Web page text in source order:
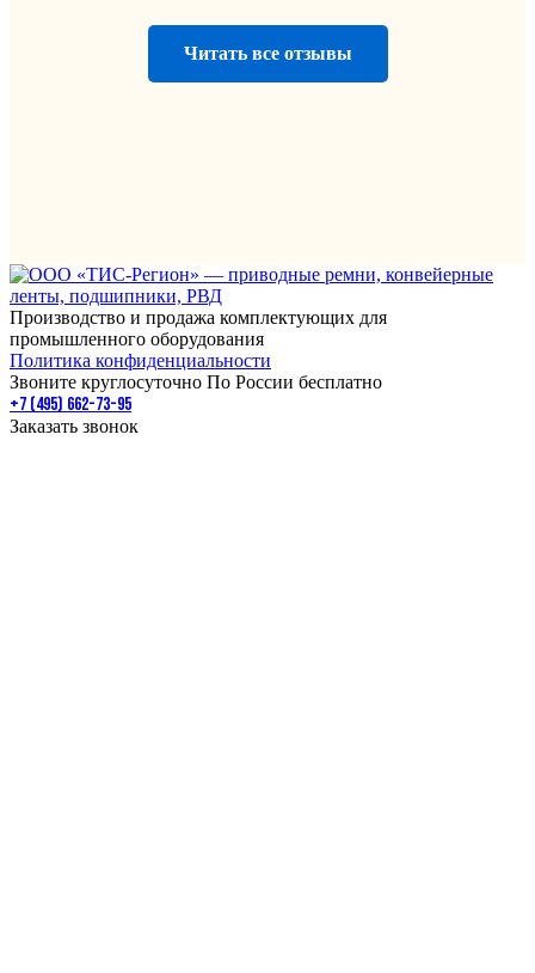
Читать все отзывы
Производство и продажа комплектующих для
промышленного оборудования
Политика конфиденциальности
Звоните круглосуточно По России бесплатно
+7 (495) 662-73-95
Заказать звонок